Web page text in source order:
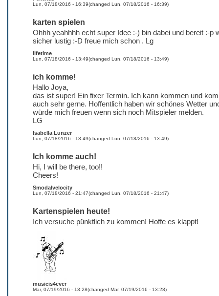
Lun, 07/18/2016 - 16:39(changed Lun, 07/18/2016 - 16:39)
karten spielen
lifetime
Lun, 07/18/2016 - 13:49(changed Lun, 07/18/2016 - 13:49)
Ohhh yeahhhh echt super Idee :-) bin dabei und bereit :-p
sicher lustig :-D freue mich schon . Lg
ich komme!
Isabella Lunzer
Lun, 07/18/2016 - 13:49(changed Lun, 07/18/2016 - 13:49)
Hallo Joya,
das ist super! Ein fixer Termin. Ich kann kommen und
auch sehr gerne. Hoffentlich haben wir schönes Wetter
würde mich freuen wenn sich noch Mitspieler melden.
LG
Ich komme auch!
Smodalvelocity
Lun, 07/18/2016 - 21:47(changed Lun, 07/18/2016 - 21:47)
Hi, I will be there, too!!
Cheers!
Kartenspielen heute!
musicis4ever
Mar, 07/19/2016 - 13:28(changed Mar, 07/19/2016 - 13:28)
Ich versuche pünktlich zu kommen! Hoffe es klappt!